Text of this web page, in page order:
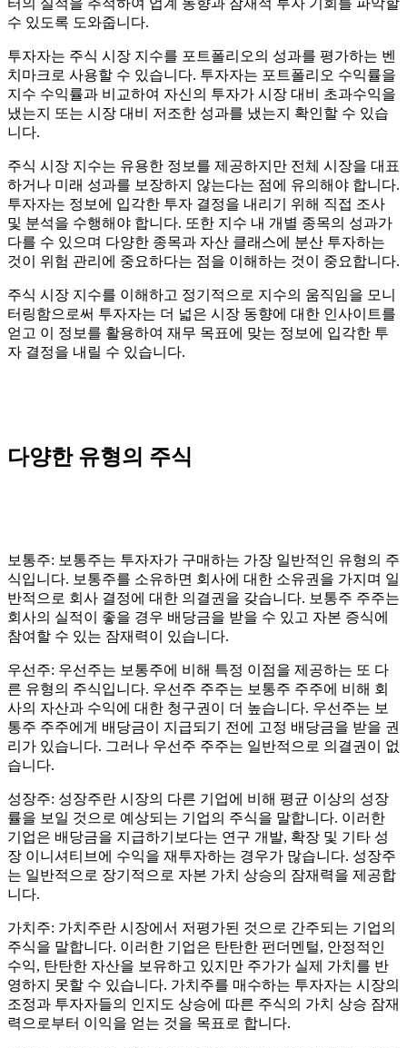
터의 실적을 추적하여 업계 동향과 잠재적 투자 기회를 파악할
수 있도록 도와줍니다.
투자자는 주식 시장 지수를 포트폴리오의 성과를 평가하는 벤
치마크로 사용할 수 있습니다. 투자자는 포트폴리오 수익률을
지수 수익률과 비교하여 자신의 투자가 시장 대비 초과수익을
냈는지 또는 시장 대비 저조한 성과를 냈는지 확인할 수 있습
니다.
주식 시장 지수는 유용한 정보를 제공하지만 전체 시장을 대표
하거나 미래 성과를 보장하지 않는다는 점에 유의해야 합니다.
투자자는 정보에 입각한 투자 결정을 내리기 위해 직접 조사
및 분석을 수행해야 합니다. 또한 지수 내 개별 종목의 성과가
다를 수 있으며 다양한 종목과 자산 클래스에 분산 투자하는
것이 위험 관리에 중요하다는 점을 이해하는 것이 중요합니다.
주식 시장 지수를 이해하고 정기적으로 지수의 움직임을 모니
터링함으로써 투자자는 더 넓은 시장 동향에 대한 인사이트를
얻고 이 정보를 활용하여 재무 목표에 맞는 정보에 입각한 투
자 결정을 내릴 수 있습니다.
다양한 유형의 주식
보통주: 보통주는 투자자가 구매하는 가장 일반적인 유형의 주
식입니다. 보통주를 소유하면 회사에 대한 소유권을 가지며 일
반적으로 회사 결정에 대한 의결권을 갖습니다. 보통주 주주는
회사의 실적이 좋을 경우 배당금을 받을 수 있고 자본 증식에
참여할 수 있는 잠재력이 있습니다.
우선주: 우선주는 보통주에 비해 특정 이점을 제공하는 또 다
른 유형의 주식입니다. 우선주 주주는 보통주 주주에 비해 회
사의 자산과 수익에 대한 청구권이 더 높습니다. 우선주는 보
통주 주주에게 배당금이 지급되기 전에 고정 배당금을 받을 권
리가 있습니다. 그러나 우선주 주주는 일반적으로 의결권이 없
습니다.
성장주: 성장주란 시장의 다른 기업에 비해 평균 이상의 성장
률을 보일 것으로 예상되는 기업의 주식을 말합니다. 이러한
기업은 배당금을 지급하기보다는 연구 개발, 확장 및 기타 성
장 이니셔티브에 수익을 재투자하는 경우가 많습니다. 성장주
는 일반적으로 장기적으로 자본 가치 상승의 잠재력을 제공합
니다.
가치주: 가치주란 시장에서 저평가된 것으로 간주되는 기업의
주식을 말합니다. 이러한 기업은 탄탄한 펀더멘털, 안정적인
수익, 탄탄한 자산을 보유하고 있지만 주가가 실제 가치를 반
영하지 못할 수 있습니다. 가치주를 매수하는 투자자는 시장의
조정과 투자자들의 인지도 상승에 따른 주식의 가치 상승 잠재
력으로부터 이익을 얻는 것을 목표로 합니다.